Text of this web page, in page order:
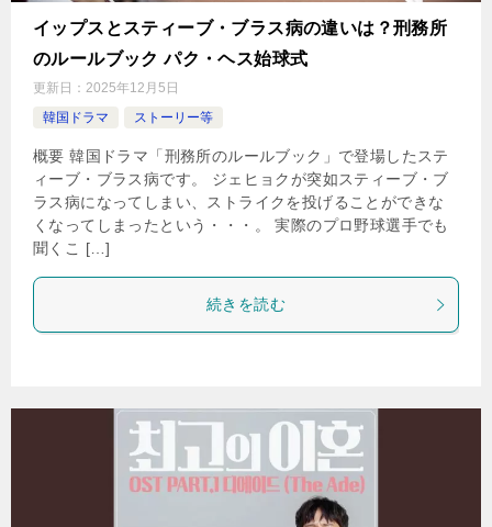
イップスとスティーブ・ブラス病の違いは？刑務所
のルールブック パク・ヘス始球式
更新日： 2025年12月5日
韓国ドラマ
ストーリー等
概要 韓国ドラマ「刑務所のルールブック」で登場したステ
ィーブ・ブラス病です。 ジェヒョクが突如スティーブ・ブ
ラス病になってしまい、ストライクを投げることができな
くなってしまったという・・・。 実際のプロ野球選手でも
聞くこ […]
続きを読む